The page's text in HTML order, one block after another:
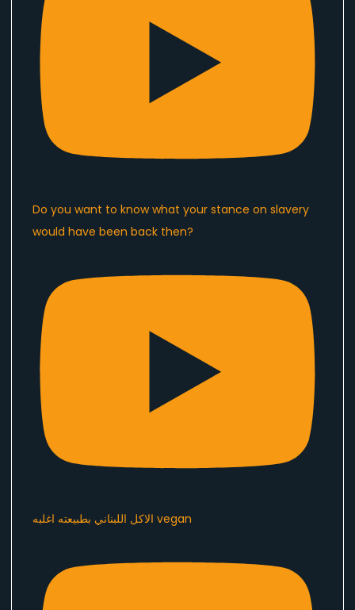
Do you want to know what your stance on slavery
would have been back then?
الاكل اللبناني بطبيعته اغلبه vegan